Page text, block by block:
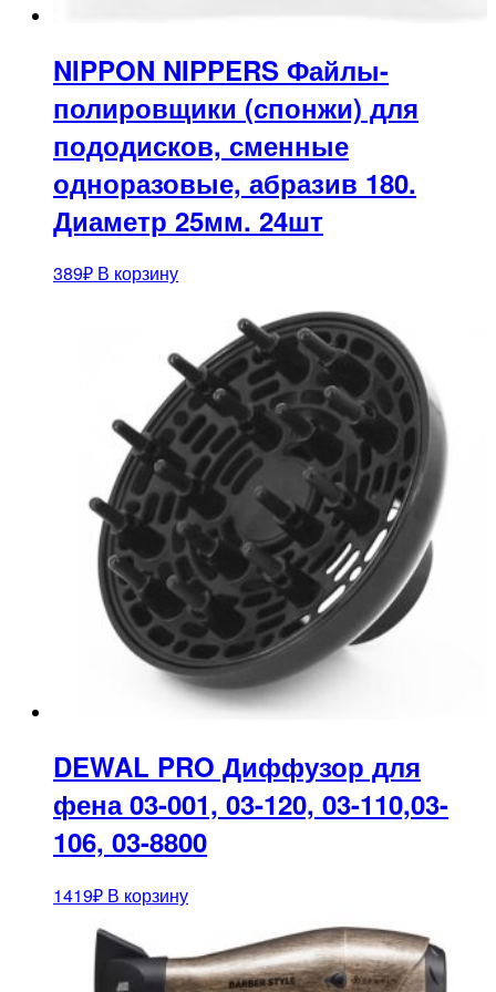
NIPPON NIPPERS Файлы-
полировщики (спонжи) для
пододисков, сменные
одноразовые, абразив 180.
Диаметр 25мм. 24шт
389₽ В корзину
DEWAL PRO Диффузор для
фена 03-001, 03-120, 03-110,03-
106, 03-8800
1419₽ В корзину